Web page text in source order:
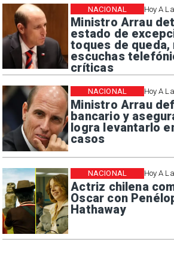
Hoy A
Ministro Arrau
estado de
toques de
escuchas
críticas
NACIONAL
Hoy A
Ministro Arrau
bancario y
logra levantarlo
casos
NACIONAL
Hoy A
Actriz chilena
Oscar con
Hathaway
NACIONAL